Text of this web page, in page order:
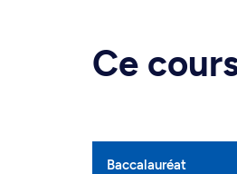
Ce
Baccalauréat